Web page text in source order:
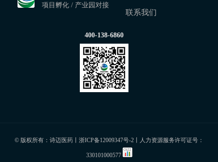
项目孵化 / 产业园对接
联系我们
400-138-6860
© 版权所有：诗迈医药丨 浙ICP备12009347号-2丨人力资源服务许可证号：
330101000577